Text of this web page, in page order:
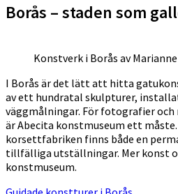
Borås – staden som
Konstverk i Borås av
I Borås är det lätt att hitta
av ett hundratal skulpturer,
väggmålningar. För fotografier och
är Abecita konstmuseum ett
korsettfabriken finns både en
tillfälliga utställningar. Mer konst
konstmuseum.